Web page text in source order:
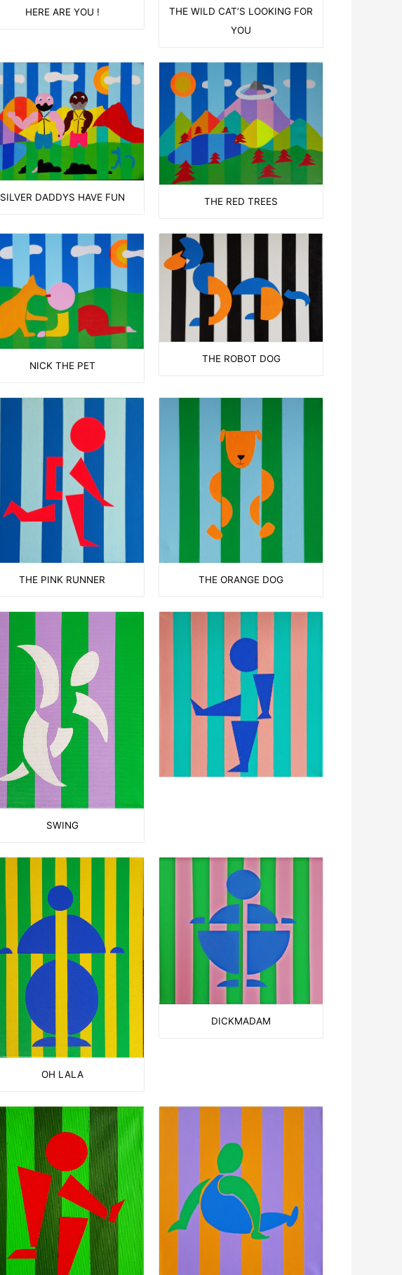
HERE ARE YOU !
THE WILD CAT’S LOOKING FOR
YOU
SILVER DADDYS HAVE FUN THE RED TREES
NICK THE PET
THE ROBOT DOG
THE PINK RUNNER THE ORANGE DOG
SWING
OH LALA
DICKMADAM